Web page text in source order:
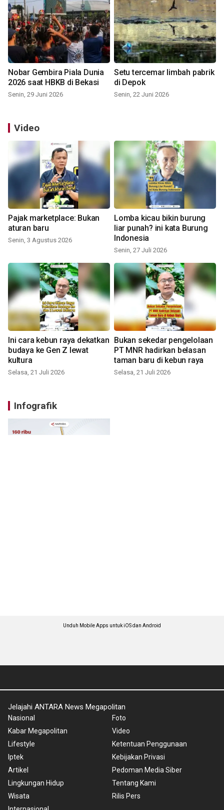
Nobar Gembira Piala Dunia
2026 saat HBKB di Bekasi
Senin, 29 Juni 2026
Setu tercemar limbah pabrik
di Depok
Senin, 22 Juni 2026
Video
Pajak marketplace: Bukan
aturan baru
Senin, 3 Agustus 2026
Lomba kicau bikin burung
liar punah? ini kata Burung
Indonesia
Senin, 27 Juli 2026
Ini cara kebun raya dekatkan
budaya ke Gen Z lewat
kultura
Selasa, 21 Juli 2026
Bukan sekedar pengelolaan
PT MNR hadirkan belasan
taman baru di kebun raya
Selasa, 21 Juli 2026
Infografik
Unduh Mobile Apps untuk iOS dan Android
Jelajahi ANTARA News Megapolitan
Nasional
Kabar Megapolitan
Lifestyle
Iptek
Artikel
Lingkungan Hidup
Wisata
Foto
Video
Ketentuan Penggunaan
Kebijakan Privasi
Pedoman Media Siber
Tentang Kami
Rilis Pers